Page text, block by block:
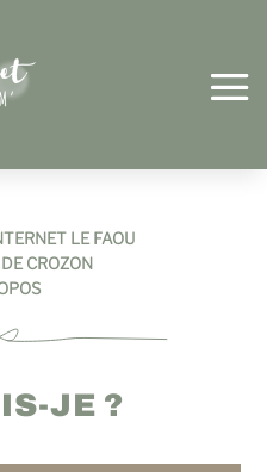
LE FAOU
CROZON
JE ?